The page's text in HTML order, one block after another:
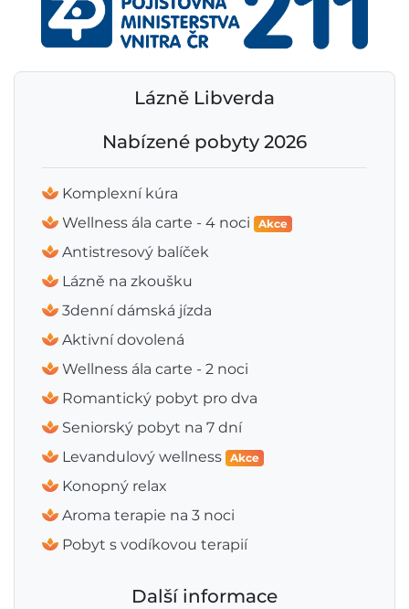
Lázně Libverda
Nabízené pobyty 2026
Komplexní kúra
Wellness ála carte - 4 noci
Akce
Antistresový balíček
Lázně na zkoušku
3denní dámská jízda
Aktivní dovolená
Wellness ála carte - 2 noci
Romantický pobyt pro dva
Seniorský pobyt na 7 dní
Levandulový wellness Akce
Konopný relax
Aroma terapie na 3 noci
Pobyt s vodíkovou terapií
Další informace